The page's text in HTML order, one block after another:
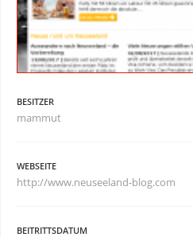
BESITZER
mammut
WEBSEITE
http://www.neuseeland-blog.com
BEITRITTSDATUM